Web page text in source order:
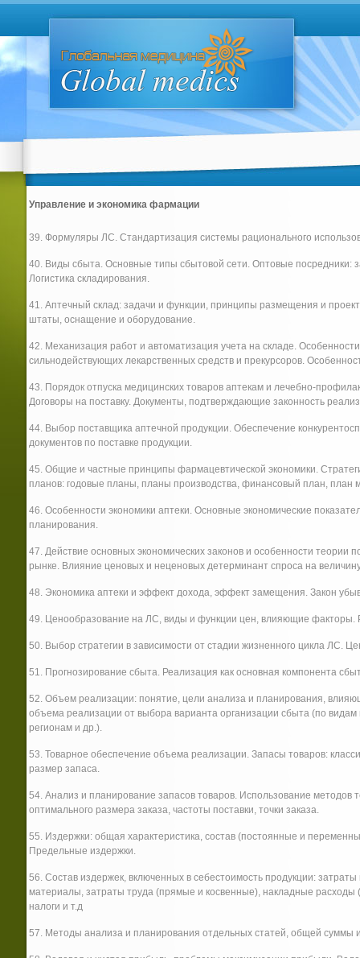
Управление и экономика фармации
39. Формуляры ЛС. Стандартизация системы рационального
40. Виды сбыта. Основные типы сбытовой сети. Оптовые посредники:
Логистика складирования.
41. Аптечный склад: задачи и функции, принципы размещения и
штаты, оснащение и оборудование.
42. Механизация работ и автоматизация учета на складе.
сильнодействующих лекарственных средств и прекурсоров.
43. Порядок отпуска медицинских товаров аптекам и лечебно-
Договоры на поставку. Документы, подтверждающие законность
44. Выбор поставщика аптечной продукции. Обеспечение
документов по поставке продукции.
45. Общие и частные принципы фармацевтической экономики.
планов: годовые планы, планы производства, финансовый план, план
46. Особенности экономики аптеки. Основные экономические
планирования.
47. Действие основных экономических законов и особенности теории
рынке. Влияние ценовых и неценовых детерминант спроса на
48. Экономика аптеки и эффект дохода, эффект замещения. Закон
49. Ценообразование на ЛС, виды и функции цен, влияющие факторы.
50. Выбор стратегии в зависимости от стадии жизненного цикла ЛС.
51. Прогнозирование сбыта. Реализация как основная компонента
52. Объем реализации: понятие, цели анализа и планирования,
объема реализации от выбора варианта организации сбыта (по видам
регионам и др.).
53. Товарное обеспечение объема реализации. Запасы товаров:
размер запаса.
54. Анализ и планирование запасов товаров. Использование
оптимального размера заказа, частоты поставки, точки заказа.
55. Издержки: общая характеристика, состав (постоянные и
Предельные издержки.
56. Состав издержек, включенных в себестоимость продукции:
материалы, затраты труда (прямые и косвенные), накладные
налоги и т.д
57. Методы анализа и планирования отдельных статей, общей суммы